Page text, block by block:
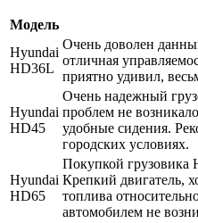
Модель
Hyundai
HD36L
Очень доволен
отличная
приятно удивил,
Hyundai
HD45
Очень надежный
проблем не
удобные сидения.
городских условиях.
Hyundai
HD65
Покупкой грузовика
Крепкий двигатель,
топлива
автомобилем не